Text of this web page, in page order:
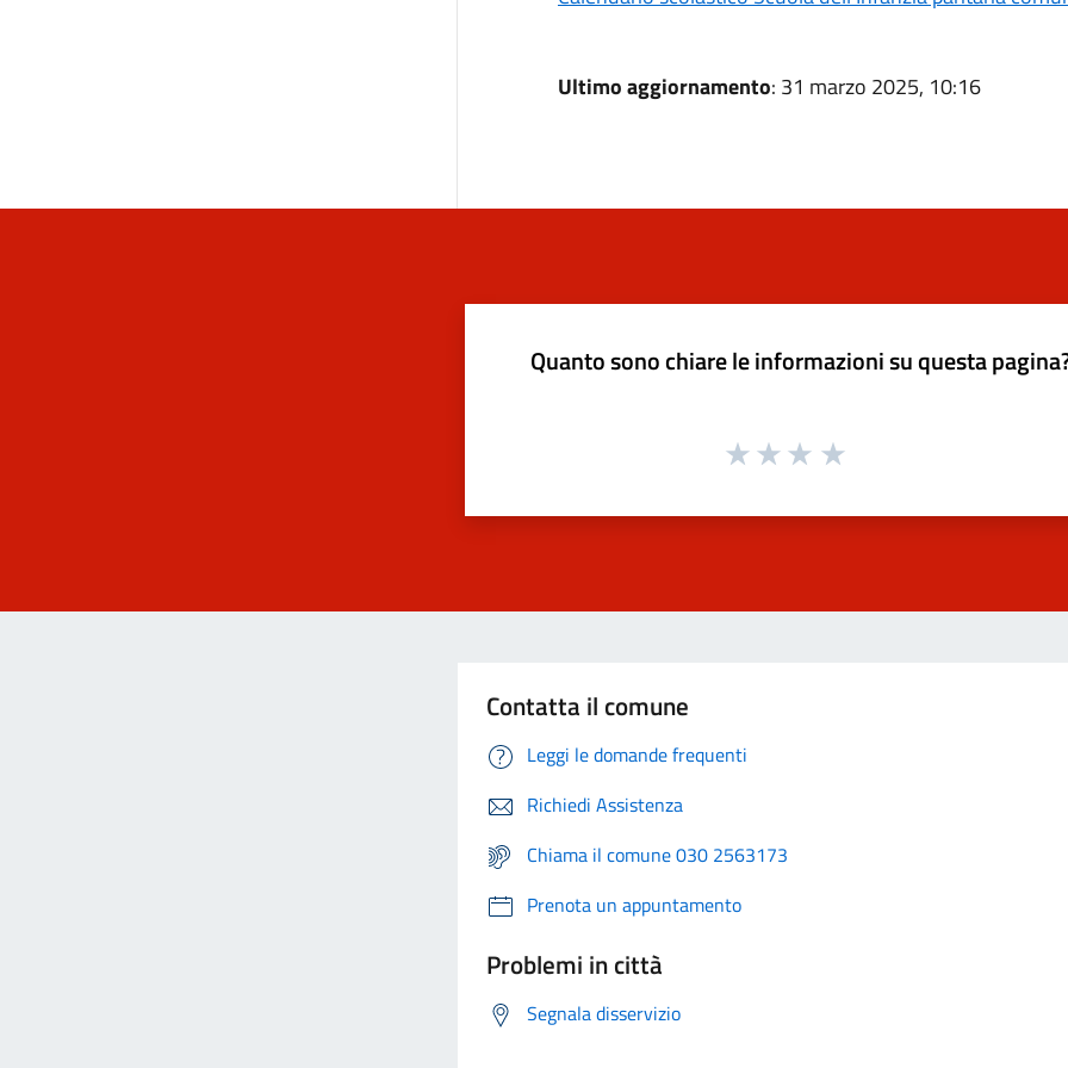
Ultimo aggiornamento: 31 marzo 2025, 10:16
Quanto sono chiare le informazioni su questa
Contatta il comune
Leggi le domande frequenti
Richiedi Assistenza
Chiama il comune 030 2563173
Prenota un appuntamento
Problemi in città
Segnala disservizio